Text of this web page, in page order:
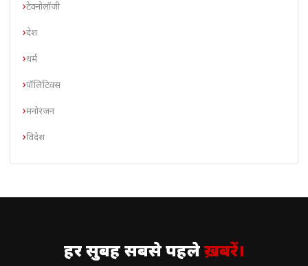
टेक्नोलॉजी
देश
धर्म
पॉलिटिक्स
मनोरंजन
विदेश
हर सुबह सबसे पहलेख़बरें।